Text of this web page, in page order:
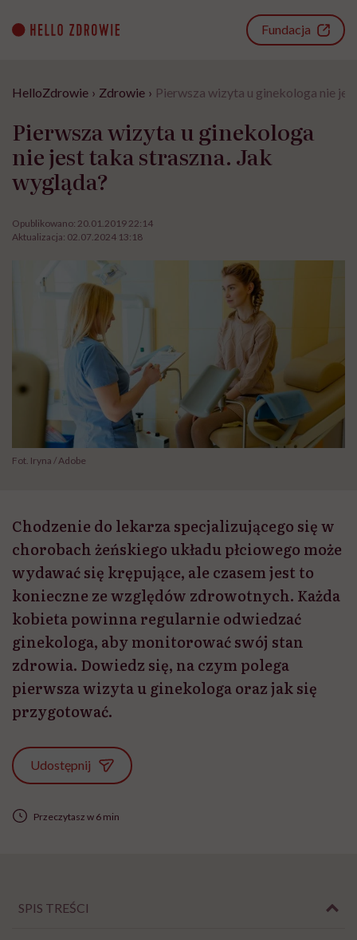
content
Fundacja
HelloZdrowie › Zdrowie › Pierwsza wizyta u ginekologa nie
Pierwsza wizyta u ginekologa
nie jest taka straszna. Jak
wygląda?
Opublikowano: 20.01.2019 22:14
Aktualizacja: 02.07.2024 13:18
Fot. Iryna / Adobe
Chodzenie do lekarza specjalizującego się w
chorobach żeńskiego układu płciowego może
wydawać się krępujące, ale czasem jest to
konieczne ze względów zdrowotnych. Każda
kobieta powinna regularnie odwiedzać
ginekologa, aby monitorować swój stan
zdrowia. Dowiedz się, na czym polega
pierwsza wizyta u ginekologa oraz jak się
przygotować.
Udostępnij
Przeczytasz w 6 min
SPIS TREŚCI